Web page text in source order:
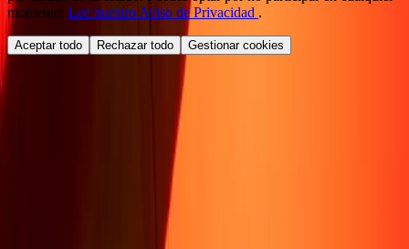
momento. Lee nuestro Aviso de Privacidad .
Aceptar todo Rechazar todo Gestionar cookies